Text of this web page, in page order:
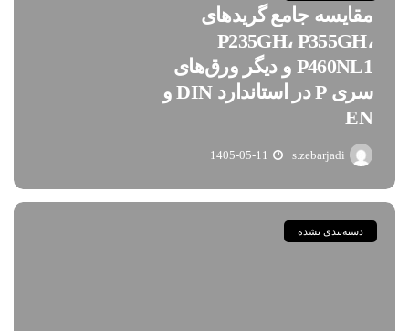
مقایسه جامع گریدهای
P235GH، P355GH،
P460NL1 و دیگر ورق‌های
سری P در استاندارد DIN و
EN
s.zebarjadi
1405-05-11
دسته‌بندی نشده